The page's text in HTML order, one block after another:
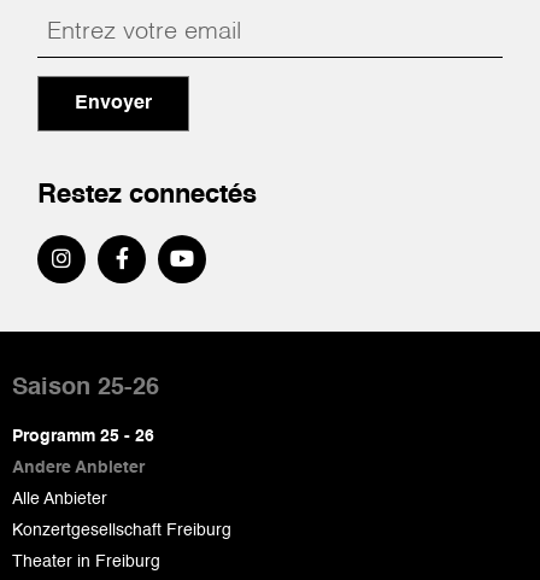
Envoyer
Restez connectés
de
page
Saison 25-26
Programm 25 - 26
Andere Anbieter
Alle Anbieter
Konzertgesellschaft Freiburg
Theater in Freiburg